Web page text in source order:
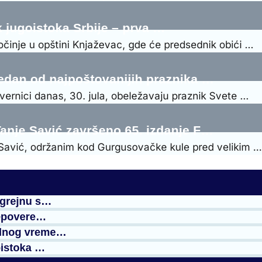
jugoistoka Srbije – prva …
u opštini Knjaževac, gde će predsednik obići …
od najpoštovanijih praznika …
danas, 30. jula, obeležavaju praznik Svete …
Savić završeno 65. izdanje F…
održanim kod Gurgusovačke kule pred velikim …
grejnu s…
vreme…
…